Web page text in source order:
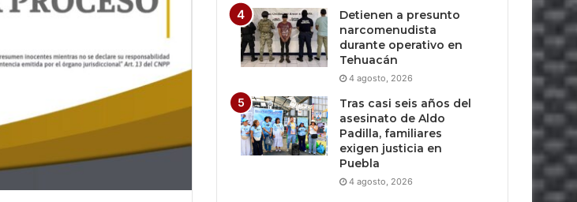
Detienen a presunto
narcomenudista
durante operativo en
Tehuacán
4 agosto, 2026
Tras casi seis años del
asesinato de Aldo
Padilla, familiares
exigen justicia en
Puebla
4 agosto, 2026